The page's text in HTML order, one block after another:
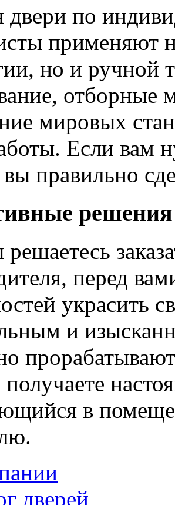
двери по
применяют
но и ручной
отборные
мировых
Если вам
правильно
решения
решаетесь
перед
украсить
и
получаете
в
дверей